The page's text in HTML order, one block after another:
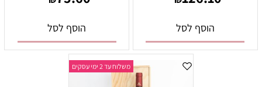
הוסף לסל הוסף לסל
משלוח עד 2 ימי עסקים